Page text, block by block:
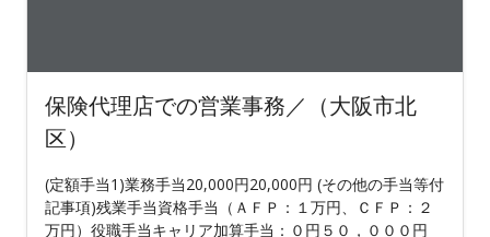
保険代理店での営業事務／（大阪市北
区）
(定額手当1)業務手当20,000円20,000円 (その他の手当等付
記事項)残業手当資格手当（ＡＦＰ：１万円、ＣＦＰ：２
万円）役職手当キャリア加算手当：０円５０，０００円